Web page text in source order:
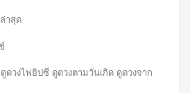
ล่าสุด
ดูดวงไพ่ยิปซี ดูดวงตามวันเกิด ดูดวงจาก